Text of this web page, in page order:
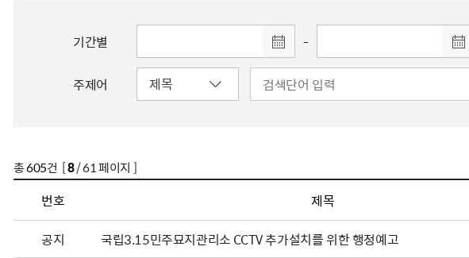
기간별 -
주제어
총605건 [8/ 61 페이지 ]
번호 제목
공지
국립3.15민주묘지관리소 CCTV 추가설치를 위한 행정예고